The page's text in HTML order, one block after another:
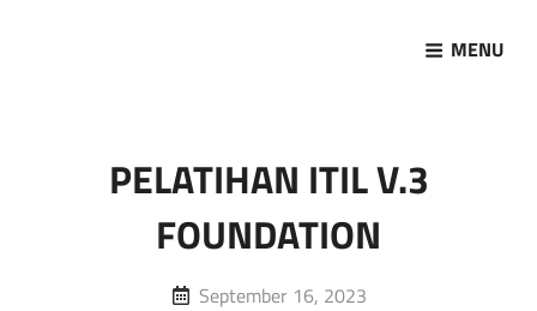
MENU
PELATIHAN ITIL V.3
FOUNDATION
Posted
September 16, 2023